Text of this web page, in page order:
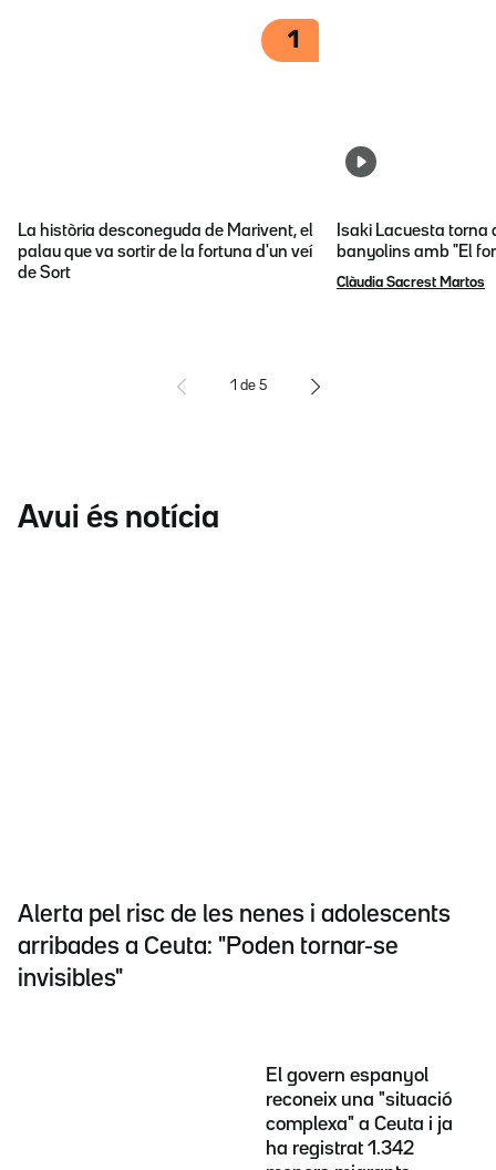
1
La història desconeguda de Marivent, el
palau que va sortir de la fortuna d'un veí
de Sort
Isaki Lacuesta torna
banyolins amb "El
Clàudia Sacrest Martos
1 de 5
Avui és notícia
Alerta pel risc de les nenes i adolescents
arribades a Ceuta: "Poden tornar-se
invisibles"
El govern espanyol
reconeix una "situació
complexa" a Ceuta i ja
ha registrat 1.342